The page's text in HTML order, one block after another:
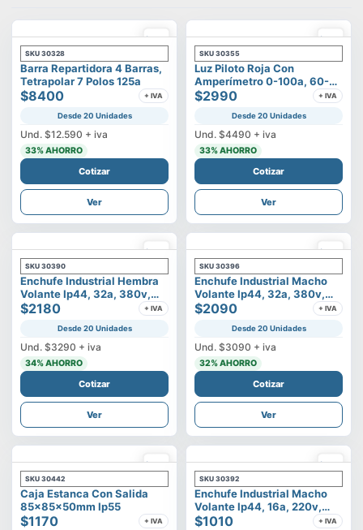
SKU 30328
Barra Repartidora 4 Barras,
Tetrapolar 7 Polos 125a
$8400 + IVA
Desde 20 Unidades
Und. $12.590 + iva
33% AHORRO
Cotizar
Ver
SKU 30355
Luz Piloto Roja Con
Amperímetro 0-100a, 60-
500v
$2990 + IVA
Desde 20 Unidades
Und. $4490 + iva
33% AHORRO
Cotizar
Ver
SKU 30390
Enchufe Industrial Hembra
Volante Ip44, 32a, 380v,
3p+t
$2180 + IVA
Desde 20 Unidades
Und. $3290 + iva
34% AHORRO
Cotizar
Ver
SKU 30396
Enchufe Industrial Macho
Volante Ip44, 32a, 380v,
3p+t
$2090 + IVA
Desde 20 Unidades
Und. $3090 + iva
32% AHORRO
Cotizar
Ver
SKU 30442
Caja Estanca Con Salida
85x85x50mm Ip55
$1170 + IVA
SKU 30392
Enchufe Industrial Macho
Volante Ip44, 16a, 220v,
2p+t
$1010 + IVA